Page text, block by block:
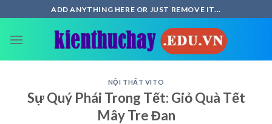
to
content
ADD ANYTHING HERE OR JUST REMOVE IT...
NỘI THẤT VITO
Sự Quý Phái Trong Tết: Giỏ Quà Tết
Mây Tre Đan